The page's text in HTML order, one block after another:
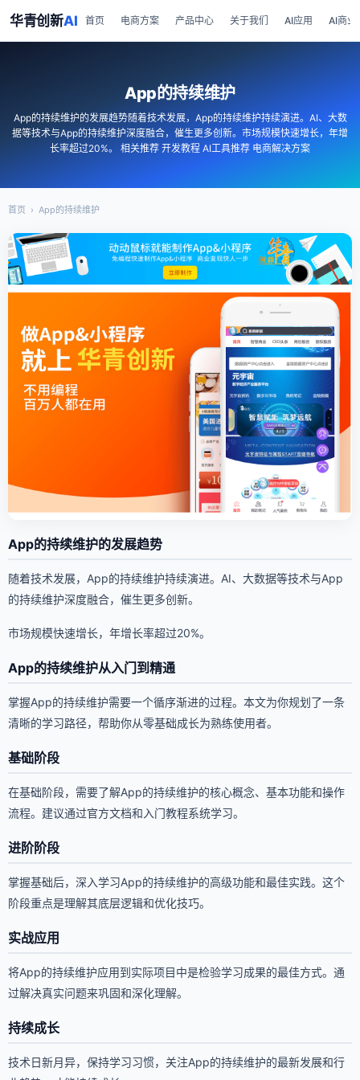
华青创新AI 首页 电商方案 产品中心 关于我们 AI应用 AI商业
App的持续维护
App的持续维护的发展趋势随着技术发展，App的持续维护持续演进。AI、大数
据等技术与App的持续维护深度融合，催生更多创新。市场规模快速增长，年增
长率超过20%。 相关推荐 开发教程 AI工具推荐 电商解决方案
首页 › App的持续维护
App的持续维护的发展趋势
随着技术发展，App的持续维护持续演进。AI、大数据等技术与App
的持续维护深度融合，催生更多创新。
市场规模快速增长，年增长率超过20%。
App的持续维护从入门到精通
掌握App的持续维护需要一个循序渐进的过程。本文为你规划了一条
清晰的学习路径，帮助你从零基础成长为熟练使用者。
基础阶段
在基础阶段，需要了解App的持续维护的核心概念、基本功能和操作
流程。建议通过官方文档和入门教程系统学习。
进阶阶段
掌握基础后，深入学习App的持续维护的高级功能和最佳实践。这个
阶段重点是理解其底层逻辑和优化技巧。
实战应用
将App的持续维护应用到实际项目中是检验学习成果的最佳方式。通
过解决真实问题来巩固和深化理解。
持续成长
技术日新月异，保持学习习惯，关注App的持续维护的最新发展和行